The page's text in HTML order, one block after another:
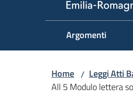
Argomenti
Home / Leggi Atti
All 5 Modulo lettera